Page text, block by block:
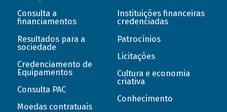
Consulta a
financiamentos
Resultados para a
sociedade
Credenciamento de
Equipamentos
Consulta PAC
Moedas contratuais
Instituições financeiras
credenciadas
Patrocínios
Licitações
Cultura e economia
criativa
Conhecimento